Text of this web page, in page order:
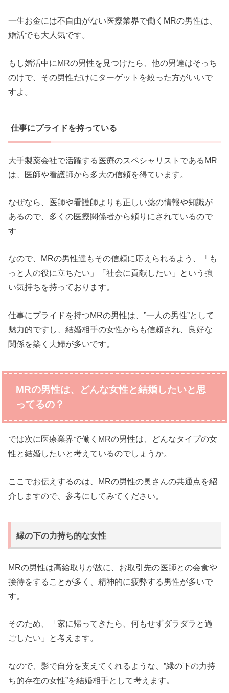
一生お金には不自由がない医療業界で働くMRの男性は、
婚活でも大人気です。
もし婚活中にMRの男性を見つけたら、他の男達はそっち
のけで、その男性だけにターゲットを絞った方がいいで
すよ。
仕事にプライドを持っている
大手製薬会社で活躍する医療のスペシャリストであるMR
は、医師や看護師から多大の信頼を得ています。
なぜなら、医師や看護師よりも正しい薬の情報や知識が
あるので、多くの医療関係者から頼りにされているので
す
なので、MRの男性達もその信頼に応えられるよう、「も
っと人の役に立ちたい」「社会に貢献したい」という強
い気持ちを持っております。
仕事にプライドを持つMRの男性は、”一人の男性”として
魅力的ですし、結婚相手の女性からも信頼され、良好な
関係を築く夫婦が多いです。
MRの男性は、どんな女性と結婚したいと思
ってるの？
では次に医療業界で働くMRの男性は、どんなタイプの女
性と結婚したいと考えているのでしょうか。
ここでお伝えするのは、MRの男性の奥さんの共通点を紹
介しますので、参考にしてみてください。
縁の下の力持ち的な女性
MRの男性は高給取りが故に、お取引先の医師との会食や
接待をすることが多く、精神的に疲弊する男性が多いで
す。
そのため、「家に帰ってきたら、何もせずダラダラと過
ごしたい」と考えます。
なので、影で自分を支えてくれるような、”縁の下の力持
ち的存在の女性”を結婚相手として考えます。